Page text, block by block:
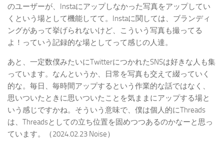
のユーザーが、Instaにアップしなかった写真をアップしてい
くという場として機能してて。Instaに関しては、ブランディ
ングがあって挙げられないけど、こういう写真も撮ってる
よ！っていう記録的な場としてって感じの人達。
あと、一定数僕みたいにTwitterにつかれたSNSは好きな人も集
っています。なんというか、日常を写真も交えて綴っていく
的な。毎日、毎時間アップするという作業的な話ではなく、
思いついたときに思いついたことを気ままにアップする場と
いう感じですかね。そういう意味で、僕は個人的にThreads
は、Threadsとしての立ち位置を固めつつあるのかなーと思っ
ています。（2024.02.23 Noise）